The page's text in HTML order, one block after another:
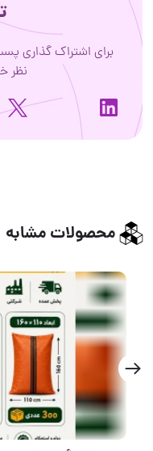
برای اشتراک گذاری
نظر
محصولات مشابه